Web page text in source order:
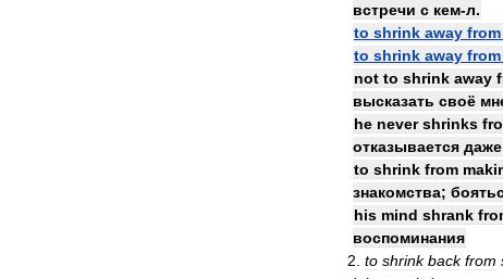
встречи с кем-л.
to shrink away from
to shrink away from
not to shrink away
высказать своё
he never shrinks
отказывается даже
to shrink from
знакомства;
his mind shrank
воспоминания
2 to shrink back from